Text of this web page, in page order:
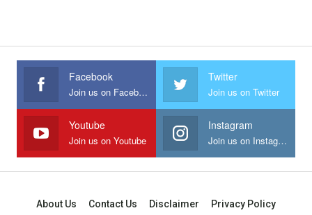
Facebook
Join us on Facebook
Twitter
Join us on Twitter
Youtube
Join us on Youtube
Instagram
Join us on Instagram
About Us Contact Us Disclaimer Privacy Policy